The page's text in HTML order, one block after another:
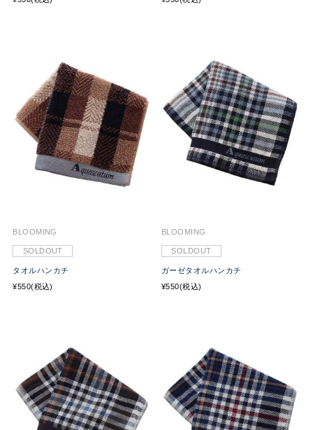
BLOOMING
SOLDOUT
タオルハンカチ
¥550(税込)
BLOOMING
SOLDOUT
ガーゼタオルハンカチ
¥550(税込)